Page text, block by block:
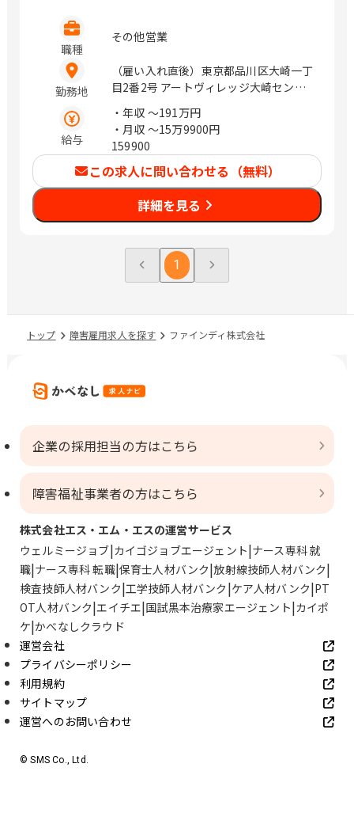
職種
その他営業
勤務地
（雇い入れ直後）東京都品川区大崎一丁
目2番2号 アートヴィレッジ大崎セント
給与
・年収 〜191万円
・月収 〜15万9900円
159900
この求人に問い合わせる（無料）
詳細を見る
1
トップ 障害雇用求人を探す ファインディ株式会社
企業の採用担当の方はこちら
障害福祉事業者の方はこちら
株式会社エス・エム・エスの運営サービス
ウェルミージョブ カイゴジョブエージェント ナース専科 就
職 ナース専科 転職 保育士人材バンク 放射線技師人材バンク
検査技師人材バンク 工学技師人材バンク ケア人材バンク PT
OT人材バンク エイチエ 国試黒本治療家エージェント カイポ
ケ かべなしクラウド
運営会社
プライバシーポリシー
利用規約
サイトマップ
運営へのお問い合わせ
© SMS Co., Ltd.